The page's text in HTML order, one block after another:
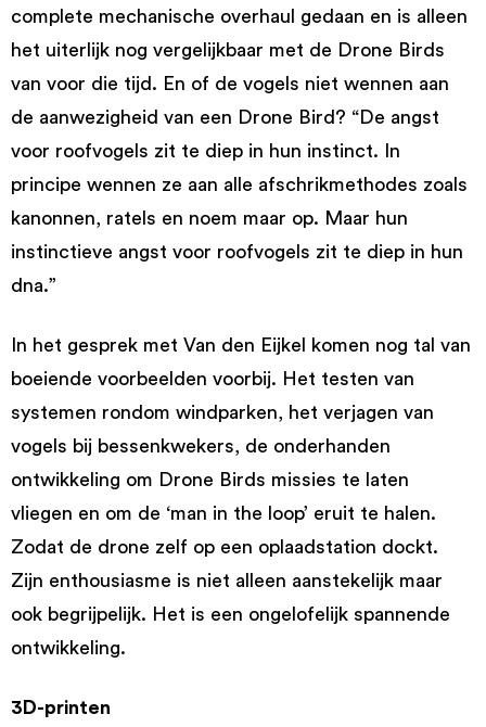
complete mechanische overhaul gedaan en is alleen
het uiterlijk nog vergelijkbaar met de Drone Birds
van voor die tijd. En of de vogels niet wennen aan
de aanwezigheid van een Drone Bird? “De angst
voor roofvogels zit te diep in hun instinct. In
principe wennen ze aan alle afschrikmethodes zoals
kanonnen, ratels en noem maar op. Maar hun
instinctieve angst voor roofvogels zit te diep in hun
dna.”
In het gesprek met Van den Eijkel komen nog tal van
boeiende voorbeelden voorbij. Het testen van
systemen rondom windparken, het verjagen van
vogels bij bessenkwekers, de onderhanden
ontwikkeling om Drone Birds missies te laten
vliegen en om de ‘man in the loop’ eruit te halen.
Zodat de drone zelf op een oplaadstation dockt.
Zijn enthousiasme is niet alleen aanstekelijk maar
ook begrijpelijk. Het is een ongelofelijk spannende
ontwikkeling.
3D-printen